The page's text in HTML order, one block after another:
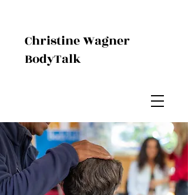
Christine Wagner
BodyTalk